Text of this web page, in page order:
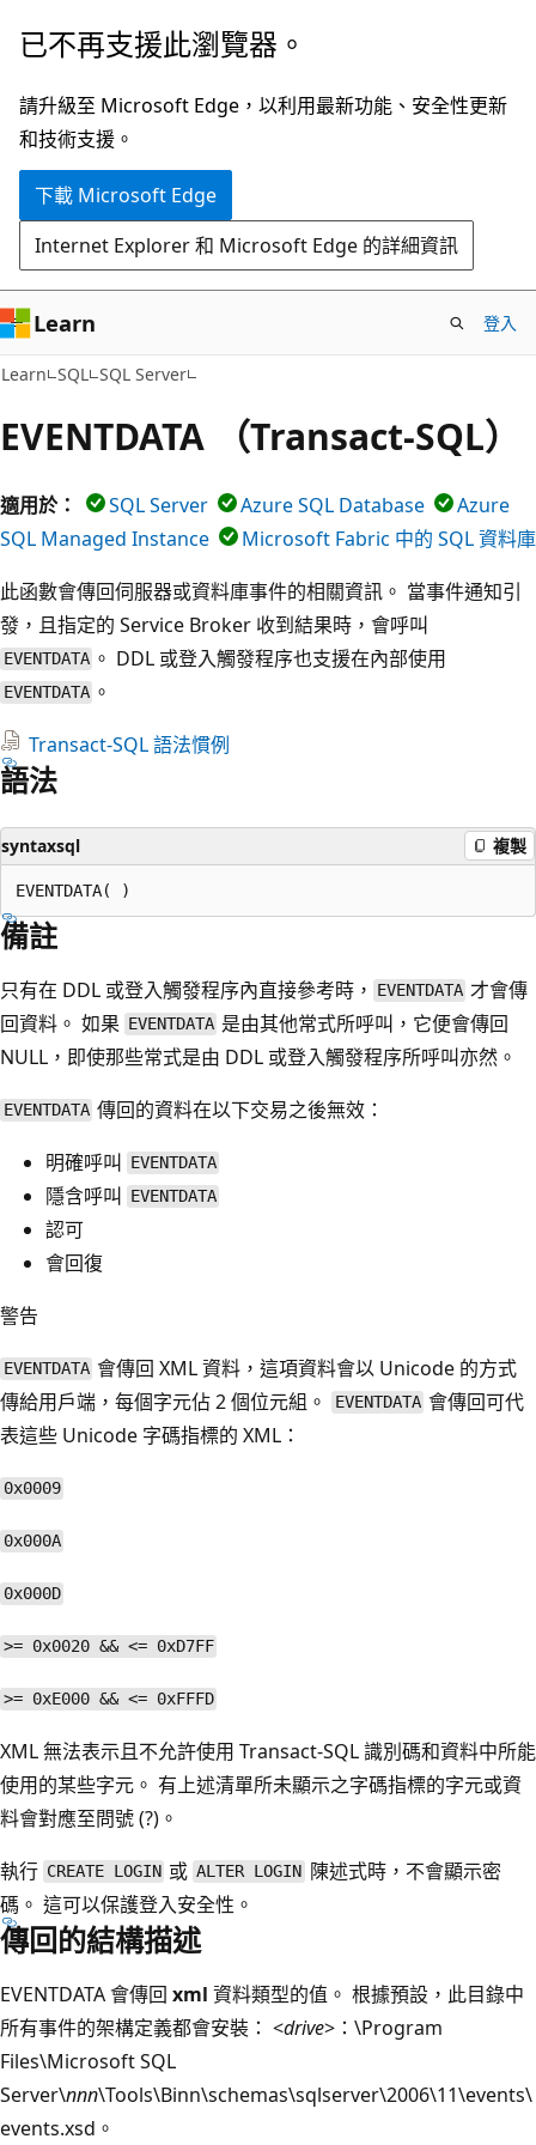
跳
主
要
內
已不再支援此瀏覽器。
請升級至 Microsoft Edge，以利用最新功能、安全性更新
和技術支援。
下載 Microsoft Edge
Internet Explorer 和 Microsoft Edge 的詳細資訊
Learn 登入
Learn SQL SQL Server
EVENTDATA （Transact-SQL）
適用於： SQL Server Azure SQL Database
Azure
SQL Managed Instance
Microsoft Fabric 中的 SQL 資料庫
此函數會傳回伺服器或資料庫事件的相關資訊。 當事件通知引
發，且指定的 Service Broker 收到結果時，會呼叫
EVENTDATA 。 DDL 或登入觸發程序也支援在內部使用
EVENTDATA 。
Transact-SQL 語法慣例
語法
syntaxsql 複製
備註
只有在 DDL 或登入觸發程序內直接參考時， EVENTDATA 才會傳
回資料。 如果 EVENTDATA 是由其他常式所呼叫，它便會傳回
NULL，即使那些常式是由 DDL 或登入觸發程序所呼叫亦然。
EVENTDATA 傳回的資料在以下交易之後無效：
明確呼叫 EVENTDATA
隱含呼叫 EVENTDATA
認可
會回復
警告
EVENTDATA 會傳回 XML 資料，這項資料會以 Unicode 的方式
傳給用戶端，每個字元佔 2 個位元組。
EVENTDATA 會傳回可代
表這些 Unicode 字碼指標的 XML：
0x0009
0x000A
0x000D
>= 0x0020 && <= 0xD7FF
>= 0xE000 && <= 0xFFFD
XML 無法表示且不允許使用 Transact-SQL 識別碼和資料中所能
使用的某些字元。 有上述清單所未顯示之字碼指標的字元或資
料會對應至問號 (?)。
執行 CREATE LOGIN 或 ALTER LOGIN 陳述式時，不會顯示密
碼。 這可以保護登入安全性。
傳回的結構描述
EVENTDATA 會傳回 xml 資料類型的值。 根據預設，此目錄中
所有事件的架構定義都會安裝： <drive>：\Program
Files\Microsoft SQL
Server\nnn\Tools\Binn\schemas\sqlserver\2006\11\events\
events.xsd。